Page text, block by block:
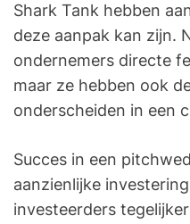
Shark Tank hebben
deze aanpak kan zijn.
ondernemers directe
maar ze hebben ook
onderscheiden in een
Succes in een
aanzienlijke
investeerders